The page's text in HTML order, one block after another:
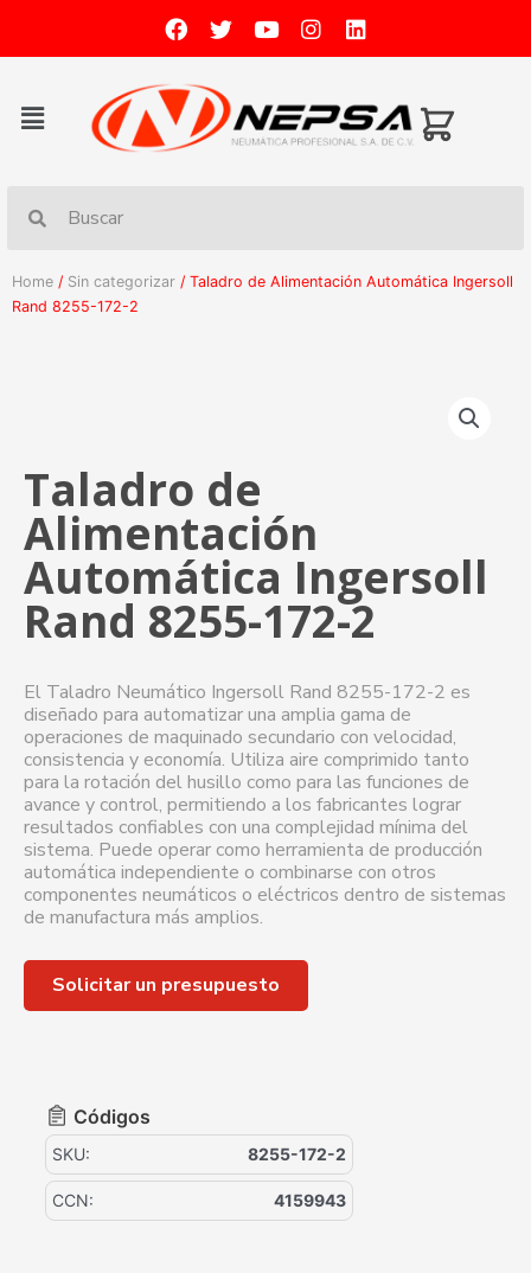
Home / Sin categorizar / Taladro de Alimentación Automática Ingersoll
Rand 8255-172-2
Taladro de
Alimentación
Automática Ingersoll
Rand 8255-172-2
El Taladro Neumático Ingersoll Rand 8255-172-2 es
diseñado para automatizar una amplia gama de
operaciones de maquinado secundario con velocidad,
consistencia y economía. Utiliza aire comprimido tanto
para la rotación del husillo como para las funciones de
avance y control, permitiendo a los fabricantes lograr
resultados confiables con una complejidad mínima del
sistema. Puede operar como herramienta de producción
automática independiente o combinarse con otros
componentes neumáticos o eléctricos dentro de sistemas
de manufactura más amplios.
Solicitar un presupuesto
Códigos
SKU: 8255-172-2
CCN: 4159943